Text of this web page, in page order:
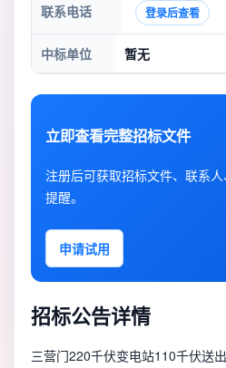
联系电话 登录后查看
中标单位 暂无
立即查看完整招标文件
注册后可获取招标文件、联系
提醒。
申请试用
招标公告详情
三营门220千伏变电站110千伏送